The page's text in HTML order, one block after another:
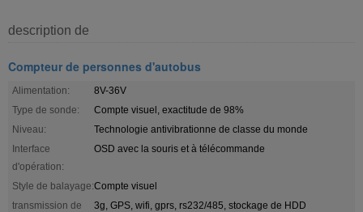
description de
Compteur de personnes d'autobus
Alimentation:
8V-36V
Type de sonde:
Compte visuel, exactitude de 98%
Niveau:
Technologie antivibrationne de classe du monde
Interface
d'opération:
OSD avec la souris et à télécommande
Style de balayage:Compte visuel
transmission de
3g, GPS, wifi, gprs, rs232/485, stockage de HDD